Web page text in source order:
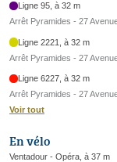
Ligne 95, à 32 m
Arrêt Pyramides - 27
Ligne 2221, à 32 m
Arrêt Pyramides - 27
Ligne 6227, à 32 m
Arrêt Pyramides - 27
Voir tout
En vélo
Ventadour - Opéra, à 37 m